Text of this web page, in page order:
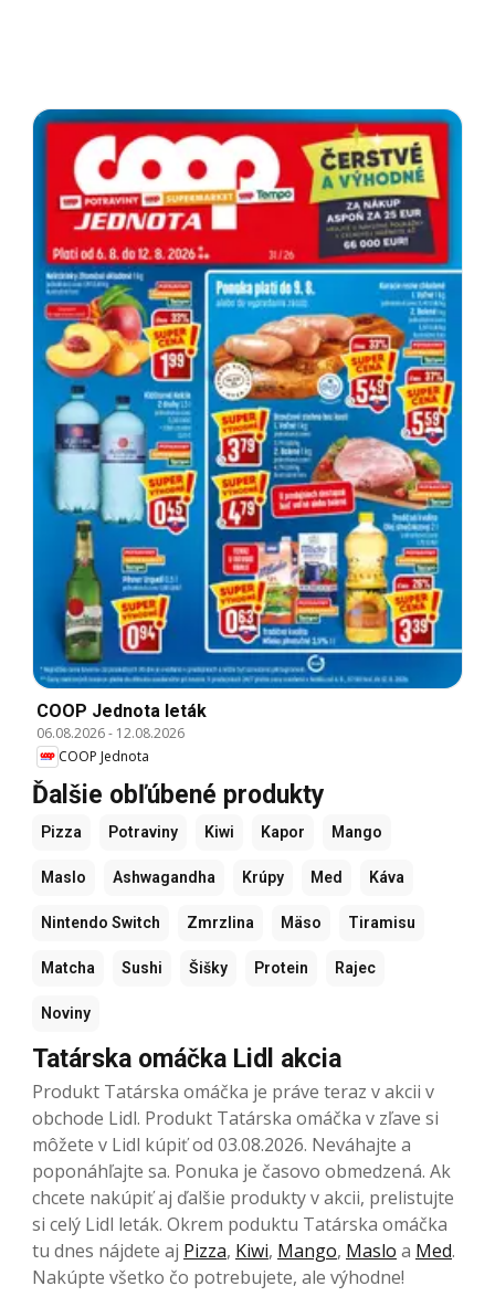
COOP Jednota leták
06.08.2026- 12.08.2026
COOP Jednota
Ďalšie obľúbené produkty
Pizza Potraviny Kiwi Kapor Mango
Maslo Ashwagandha Krúpy Med Káva
Nintendo Switch Zmrzlina Mäso Tiramisu
Matcha Sushi Šišky Protein Rajec
Noviny
Tatárska omáčka Lidl akcia
Produkt Tatárska omáčka je práve teraz v akcii v
obchode Lidl. Produkt Tatárska omáčka v zľave si
môžete v Lidl kúpiť od 03.08.2026. Neváhajte a
poponáhľajte sa. Ponuka je časovo obmedzená. Ak
chcete nakúpiť aj ďalšie produkty v akcii, prelistujte
si celý Lidl leták. Okrem poduktu Tatárska omáčka
tu dnes nájdete aj Pizza, Kiwi, Mango, Maslo a Med.
Nakúpte všetko čo potrebujete, ale výhodne!